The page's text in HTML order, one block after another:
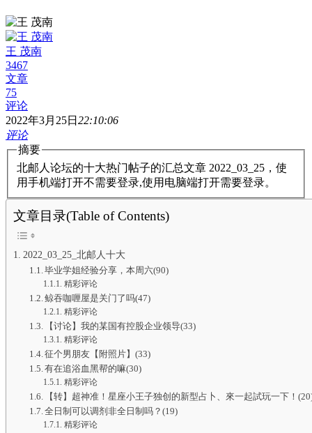
王 茂南
3467
文章
75
评论
2022年3月25日 22:10:06
评论
摘要
北邮人论坛的十大热门帖子的汇总文章 2022_03_25，使
用手机端打开不需要登录,使用电脑端打开需要登录。
文章目录(Table of Contents)
2022_03_25_北邮人十大
毕业学姐经验分享，本周六(90)
精彩评论
鲸吞咖喱屋是关门了吗(47)
精彩评论
【讨论】我的某国有控股企业领导(33)
精彩评论
征个男朋友【附照片】(33)
有在追浴血黑帮的嘛(30)
精彩评论
【转】超神准！星座小王子独创的新型占卜、來一起試玩一下！
全日制可以调剂非全日制吗？(19)
精彩评论